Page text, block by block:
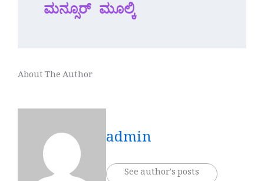
ಮನ್ಸೂರ್ ಮೂಲ್ಕಿ
About The Author
admin
See author's posts